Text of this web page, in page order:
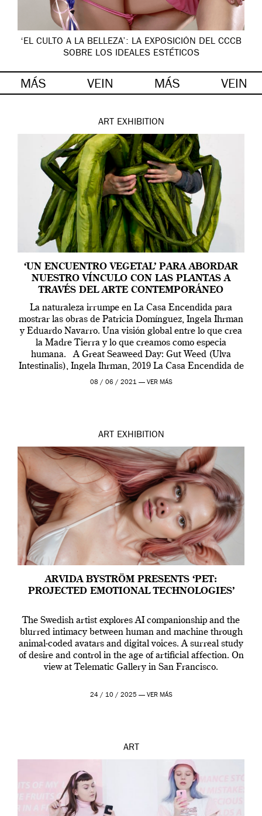
‘EL CULTO A LA BELLEZA’: LA EXPOSICIÓN DEL CCCB
SOBRE LOS IDEALES ESTÉTICOS
MÁS VEIN MÁS VEIN
ART EXHIBITION
‘UN ENCUENTRO VEGETAL’ PARA ABORDAR
NUESTRO VÍNCULO CON LAS PLANTAS A
TRAVÉS DEL ARTE CONTEMPORÁNEO
La naturaleza irrumpe en La Casa Encendida para
mostrar las obras de Patricia Domínguez, Ingela Ihrman
y Eduardo Navarro. Una visión global entre lo que crea
la Madre Tierra y lo que creamos como especia
humana. A Great Seaweed Day: Gut Weed (Ulva
Intestinalis), Ingela Ihrman, 2019 La Casa Encendida de
Madrid y la Wellcome […]
08 / 06 / 2021 — VER MÁS
ART EXHIBITION
ARVIDA BYSTRÖM PRESENTS ‘PET:
PROJECTED EMOTIONAL TECHNOLOGIES’
The Swedish artist explores AI companionship and the
blurred intimacy between human and machine through
animal-coded avatars and digital voices. A surreal study
of desire and control in the age of artificial affection. On
view at Telematic Gallery in San Francisco.
24 / 10 / 2025 — VER MÁS
ART